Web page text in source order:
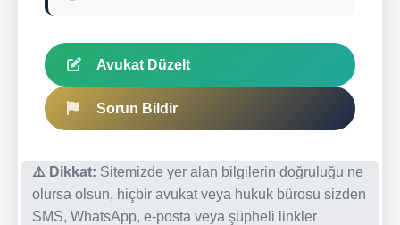
Avukat Düzelt
Sorun Bildir
⚠️ Dikkat: Sitemizde yer alan bilgilerin doğruluğu ne
olursa olsun, hiçbir avukat veya hukuk bürosu sizden
SMS, WhatsApp, e-posta veya şüpheli linkler